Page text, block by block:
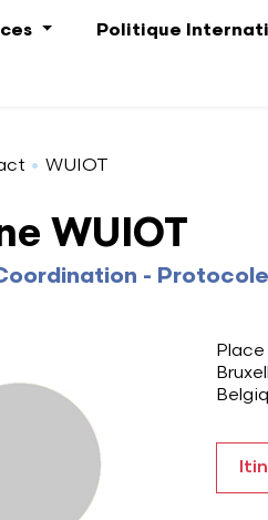
Politique
WUIOT
WUIOT
-